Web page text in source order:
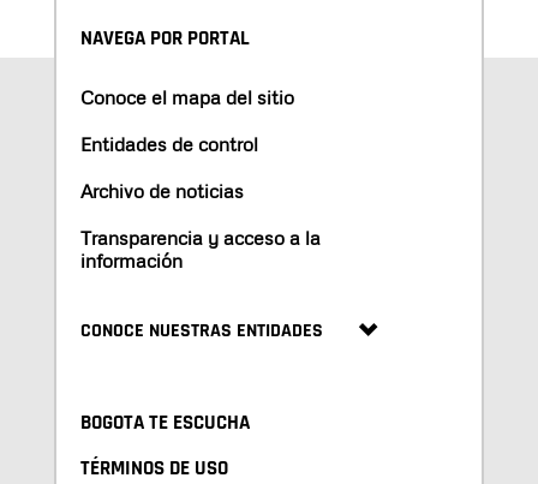
NAVEGA POR PORTAL
Conoce el mapa del sitio
Entidades de control
Archivo de noticias
Transparencia y acceso a la
información
CONOCE NUESTRAS ENTIDADES
BOGOTA TE ESCUCHA
TÉRMINOS DE USO